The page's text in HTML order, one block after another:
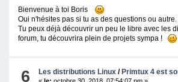
Bienvenue à toi Boris
Oui n'hésites pas si tu as des questions ou autre.
Tu peux déjà découvrir un peu le libre avec les
forum, tu découvrira plein de projets sympa !
6 Les distributions Linux / Primtux 4 est